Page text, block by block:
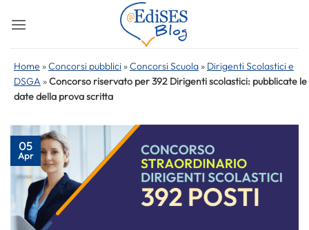
Home »Concorsi pubblici »Concorsi Scuola » Dirigenti Scolastici e
DSGA »Concorso riservato per 392 Dirigenti scolastici: pubblicate le
date della prova scritta
05
Apr